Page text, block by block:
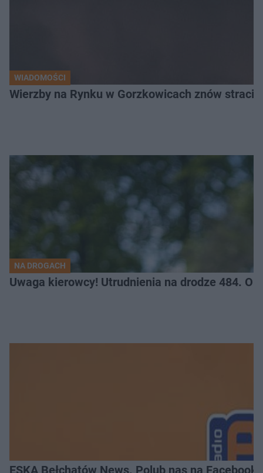
WIADOMOŚCI
Wierzby na Rynku w Gorzkowicach znów
NA DROGACH
Uwaga kierowcy! Utrudnienia na drodze 484.
ESKA Bełchatów News. Polub nas na